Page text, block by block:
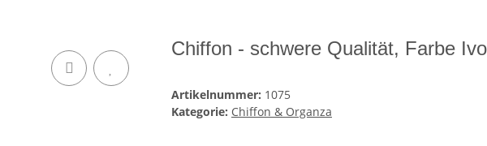
Chiffon - schwere Qualität, Farbe
Artikelnummer: 1075
Kategorie: Chiffon & Organza